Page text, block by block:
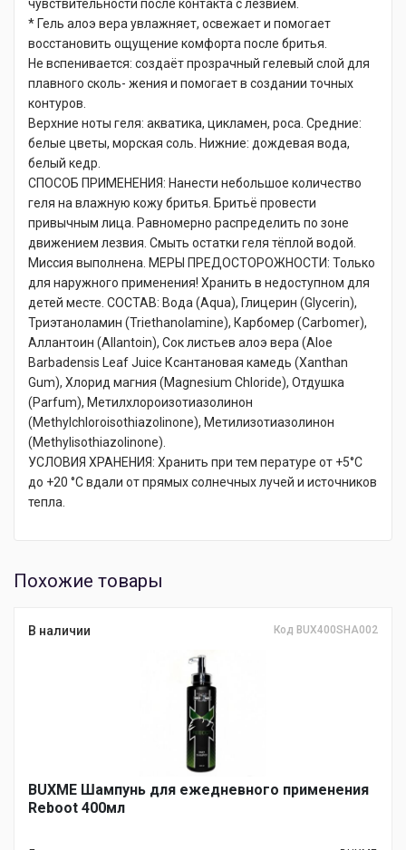
чувствительности после контакта с лезвием.
* Гель алоэ вера увлажняет, освежает и помогает
восстановить ощущение комфорта после бритья.
Не вспенивается: создаёт прозрачный гелевый слой для
плавного сколь- жения и помогает в создании точных
контуров.
Верхние ноты геля: акватика, цикламен, роса. Средние:
белые цветы, морская соль. Нижние: дождевая вода,
белый кедр.
СПОСОБ ПРИМЕНЕНИЯ: Нанести небольшое количество
геля на влажную кожу бритья. Бритьё провести
привычным лица. Равномерно распределить по зоне
движением лезвия. Смыть остатки геля тёплой водой.
Миссия выполнена. МЕРЫ ПРЕДОСТОРОЖНОСТИ: Только
для наружного применения! Хранить в недоступном для
детей месте. СОСТАВ: Вода (Aqua), Глицерин (Glycerin),
Триэтаноламин (Triethanolamine), Карбомер (Carbomer),
Аллантоин (Allantoin), Сок листьев алоэ вера (Aloe
Barbadensis Leaf Juice Ксантановая камедь (Xanthan
Gum), Хлорид магния (Magnesium Chloride), Отдушка
(Parfum), Метилхлороизотиазолинон
(Methylchloroisothiazolinone), Метилизотиазолинон
(Methylisothiazolinone).
УСЛОВИЯ ХРАНЕНИЯ: Хранить при тем пературе от +5°С
до +20 °С вдали от прямых солнечных лучей и источников
тепла.
Похожие товары
В наличии Код BUX400SHA002
BUXME Шампунь для ежедневного применения
Reboot 400мл